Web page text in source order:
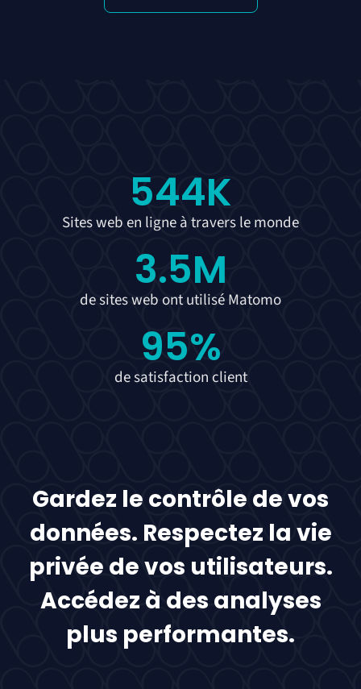
Sites web en ligne à travers le monde
544K
de sites web ont utilisé Matomo
3.5M
de satisfaction client
95%
Gardez le contrôle de vos
données. Respectez la vie
privée de vos utilisateurs.
Accédez à des analyses
plus performantes.